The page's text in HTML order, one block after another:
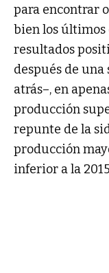
para encontrar
bien los últimos
resultados
después de una
atrás–, en
producción
repunte de la
producción
inferior a la